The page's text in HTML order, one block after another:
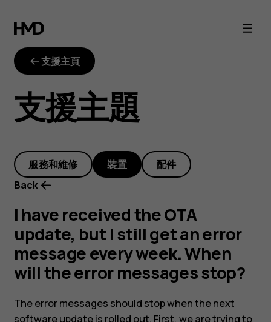
have
received
the
OTA
update,
but
still
支援主頁
支援主題
服務和維修 裝置
配件
Back
I have received the OTA
update, but I still get an error
message every week. When
will the error messages stop?
The error messages should stop when the next
software update is rolled out. First, we are trying to